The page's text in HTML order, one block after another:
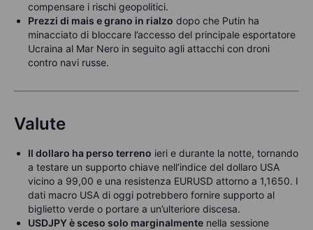
compensare i rischi geopolitici.
Prezzi di mais e grano in rialzo dopo che Putin ha
minacciato di bloccare l’accesso del principale esportatore
Ucraina al Mar Nero in seguito agli attacchi con droni
contro navi russe.
Valute
Il dollaro ha perso terreno ieri e durante la notte, tornando
a testare un supporto chiave nell’indice del dollaro USA
vicino a 99,00 e una resistenza EURUSD attorno a 1,1650. I
dati macro USA di oggi potrebbero fornire supporto al
biglietto verde o portare a un’ulteriore discesa.
USDJPY è sceso solo marginalmente nella sessione